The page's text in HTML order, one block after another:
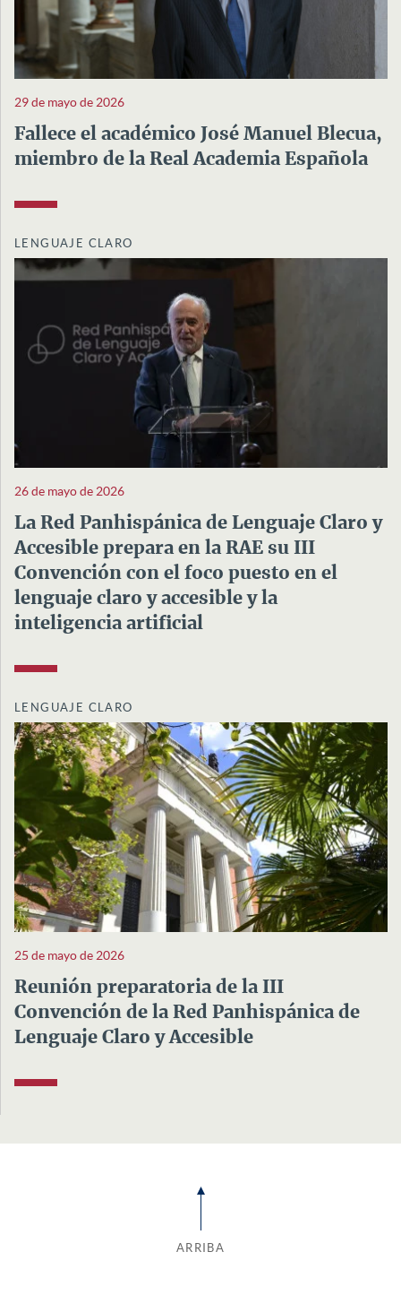
29 de mayo de 2026
Fallece el académico José Manuel Blecua,
miembro de la Real Academia Española
LENGUAJE CLARO
26 de mayo de 2026
La Red Panhispánica de Lenguaje Claro y
Accesible prepara en la RAE su III
Convención con el foco puesto en el
lenguaje claro y accesible y la
inteligencia artificial
LENGUAJE CLARO
25 de mayo de 2026
Reunión preparatoria de la III
Convención de la Red Panhispánica de
Lenguaje Claro y Accesible
ARRIBA